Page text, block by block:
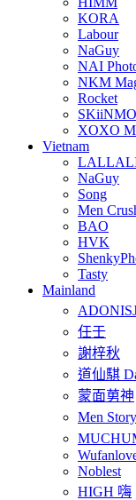
KORA
Labour
NaGuy
NAI
NKM
Rocket
XOXO
Vietnam
NaGuy
Song
Men
BAO
HVK
Tasty
Mainland
任壬
謝梓秋
道仙騏
蒙面莮神
Men
Noblest
HIGH 嗨